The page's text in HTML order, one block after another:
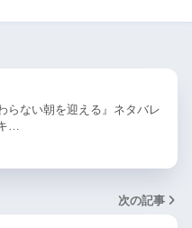
らない朝を迎える』ネタバレ
…
次の記事